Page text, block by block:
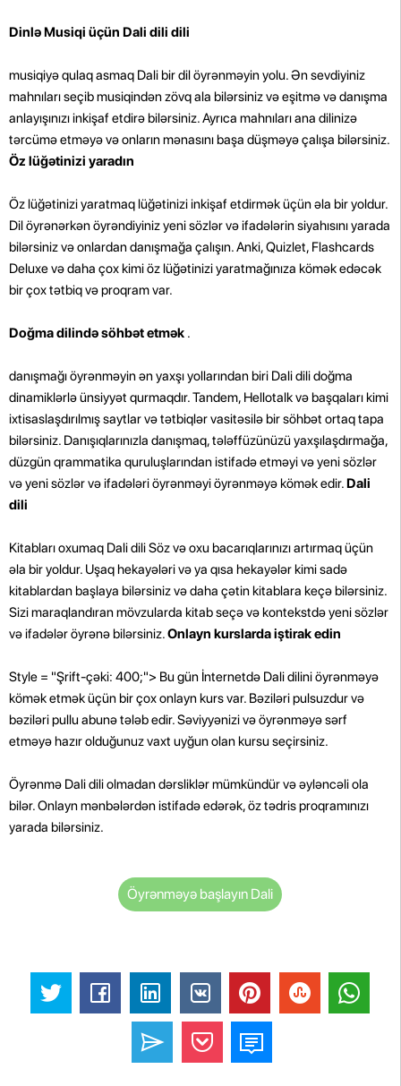
Dinlə Musiqi üçün Dali dili dili
musiqiyə qulaq asmaq Dali bir dil öyrənməyin yolu. Ən sevdiyiniz
mahnıları seçib musiqindən zövq ala bilərsiniz və eşitmə və danışma
anlayışınızı inkişaf etdirə bilərsiniz. Ayrıca mahnıları ana dilinizə
tərcümə etməyə və onların mənasını başa düşməyə çalışa bilərsiniz.
Öz lüğətinizi yaradın
Öz lüğətinizi yaratmaq lüğətinizi inkişaf etdirmək üçün əla bir yoldur.
Dil öyrənərkən öyrəndiyiniz yeni sözlər və ifadələrin siyahısını yarada
bilərsiniz və onlardan danışmağa çalışın. Anki, Quizlet, Flashcards
Deluxe və daha çox kimi öz lüğətinizi yaratmağınıza kömək edəcək
bir çox tətbiq və proqram var.
Doğma dilində söhbət etmək .
danışmağı öyrənməyin ən yaxşı yollarından biri Dali dili doğma
dinamiklərlə ünsiyyət qurmaqdır. Tandem, Hellotalk və başqaları kimi
ixtisaslaşdırılmış saytlar və tətbiqlər vasitəsilə bir söhbət ortaq tapa
bilərsiniz. Danışıqlarınızla danışmaq, tələffüzünüzü yaxşılaşdırmağa,
düzgün qrammatika quruluşlarından istifadə etməyi və yeni sözlər
və yeni sözlər və ifadələri öyrənməyi öyrənməyə kömək edir.Dali
dili
Kitabları oxumaq Dali dili Söz və oxu bacarıqlarınızı artırmaq üçün
əla bir yoldur. Uşaq hekayələri və ya qısa hekayələr kimi sadə
kitablardan başlaya bilərsiniz və daha çətin kitablara keçə bilərsiniz.
Sizi maraqlandıran mövzularda kitab seçə və kontekstdə yeni sözlər
və ifadələr öyrənə bilərsiniz.Onlayn kurslarda iştirak edin
Style = "Şrift-çəki: 400;"> Bu gün İnternetdə Dali dilini öyrənməyə
kömək etmək üçün bir çox onlayn kurs var. Bəziləri pulsuzdur və
bəziləri pullu abunə tələb edir. Səviyyənizi və öyrənməyə sərf
etməyə hazır olduğunuz vaxt uyğun olan kursu seçirsiniz.
Öyrənmə Dali dili olmadan dərsliklər mümkündür və əyləncəli ola
bilər. Onlayn mənbələrdən istifadə edərək, öz tədris proqramınızı
yarada bilərsiniz.
Öyrənməyə başlayın Dali